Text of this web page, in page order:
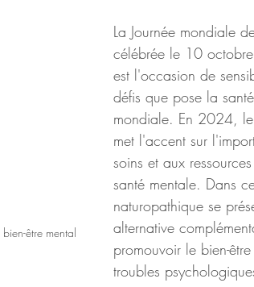
être mental
La Journée mondiale
célébrée le 10
est l'occasion de
défis que pose la
mondiale. En 2024,
met l'accent sur
soins et aux
santé mentale. Dans
naturopathique se
alternative
promouvoir le bien-
troubles